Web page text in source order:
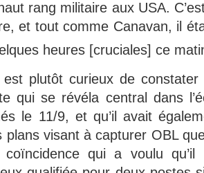
rang militaire aux USA.
et tout comme Canavan, il
heures [cruciales] ce
plutôt curieux de constater
qui se révéla central dans
le 11/9, et qu’il avait
plans visant à capturer OBL
qui a voulu qu’il